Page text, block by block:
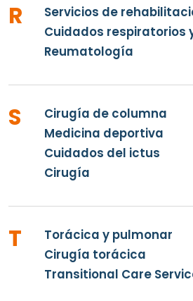
R
Servicios de
Cuidados respiratorios
Reumatología
S
Cirugía de columna
Medicina deportiva
Cuidados del ictus
Cirugía
T
Torácica y pulmonar
Cirugía torácica
Transitional Care